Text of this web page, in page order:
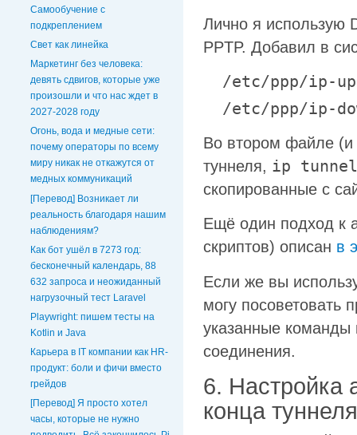
Самообучение с
подкреплением
Свет как линейка
Маркетинг без человека:
девять сдвигов, которые уже
произошли и что нас ждет в
2027-2028 году
Огонь, вода и медные сети:
почему операторы по всему
миру никак не откажутся от
медных коммуникаций
[Перевод] Возникает ли
реальность благодаря нашим
наблюдениям?
Как бот ушёл в 7273 год:
бесконечный календарь, 88
632 запроса и неожиданный
нагрузочный тест Laravel
Playwright: пишем тесты на
Kotlin и Java
Карьера в IT компании как HR-
продукт: боли и фичи вместо
грейдов
[Перевод] Я просто хотел
часы, которые не нужно
Лично я использую
PPTP. Добавил в
/etc/ppp/ip-
/etc/ppp/ip-
Во втором файле (и
туннеля, ip
скопированные с
Ещё один подход к
скриптов) описан в
Если же вы
могу посоветовать
указанные команды
соединения.
6. Настройка
конца туннеля